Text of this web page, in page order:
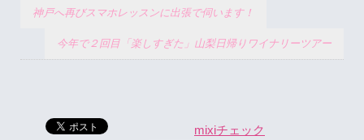
神戸へ再びスマホレッスンに出張で伺います！
今年で２回目「楽しすぎた」山梨日帰りワイナリーツアー
mixiチェック